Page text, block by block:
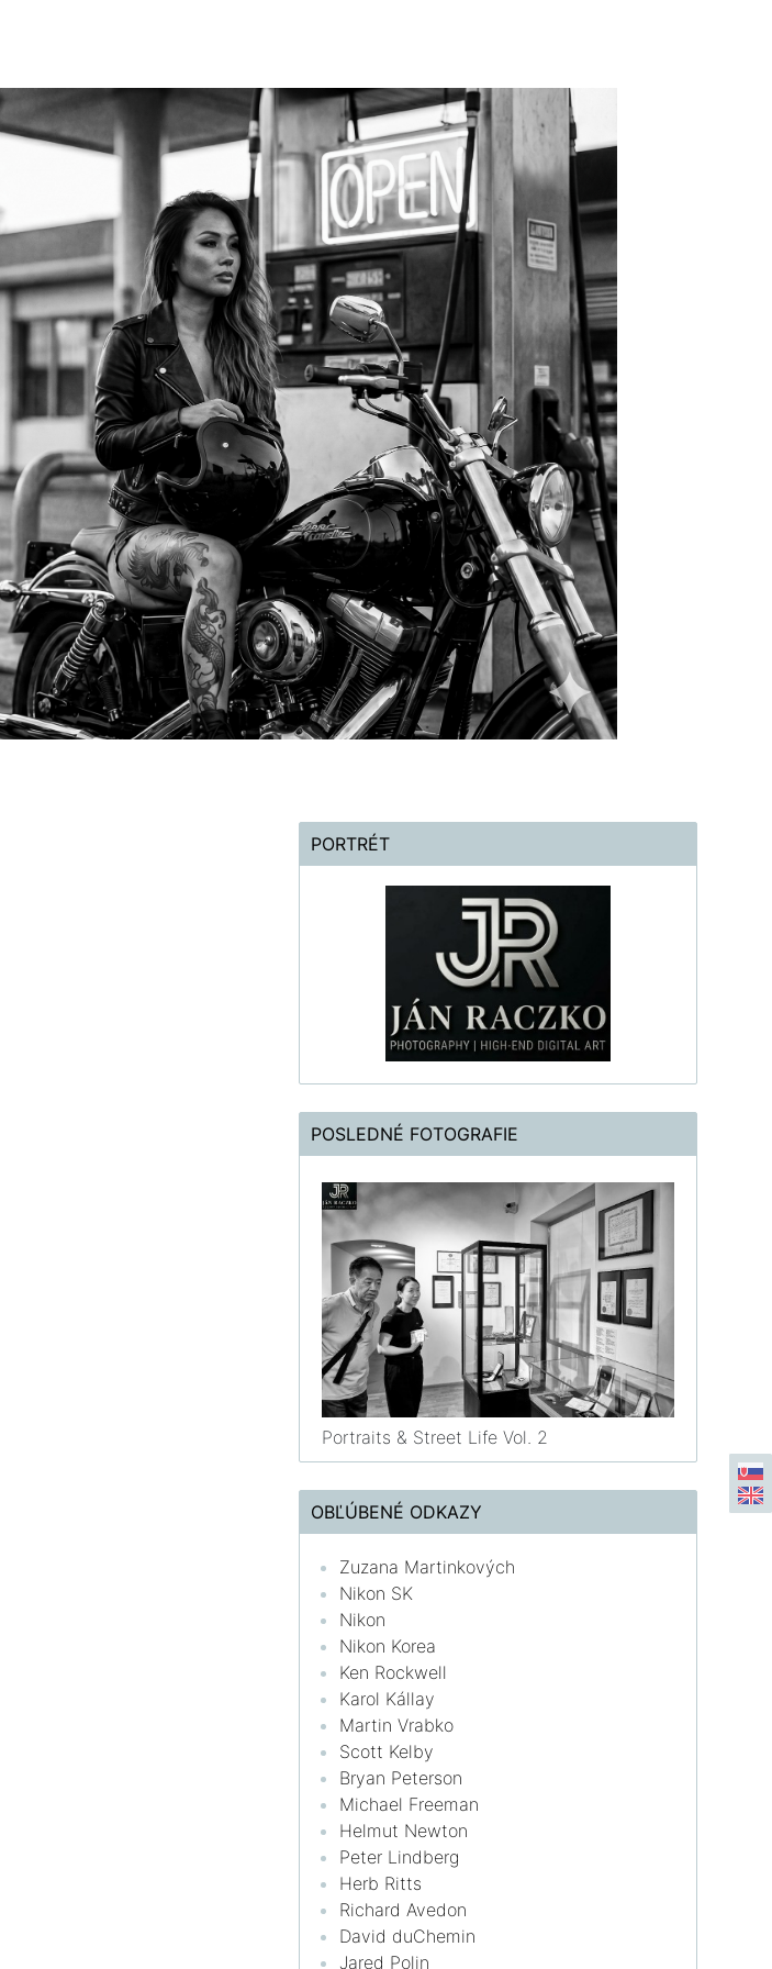
PORTRÉT
POSLEDNÉ FOTOGRAFIE
Portraits & Street Life Vol. 2
OBĽÚBENÉ ODKAZY
Zuzana Martinkových
Nikon SK
Nikon
Nikon Korea
Ken Rockwell
Karol Kállay
Martin Vrabko
Scott Kelby
Bryan Peterson
Michael Freeman
Helmut Newton
Peter Lindberg
Herb Ritts
Richard Avedon
David duChemin
Jared Polin